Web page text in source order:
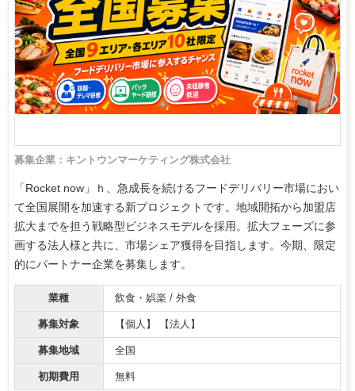
募集企業：キントウンマーケティング株式会社
「Rocket now」ｈ、急成長を続けるフードデリバリー市場におい
て全国展開を加速する新プロジェクトです。地域開拓から加盟店
拡大までを担う戦略型ビジネスモデルを採用。拡大フェーズに参
画する法人様と共に、市場シェア獲得を目指します。今期、限定
的にパートナー企業を募集します。
業種 飲食・娯楽 / 外食
募集対象 【個人】 【法人】
募集地域 全国
初期費用 無料